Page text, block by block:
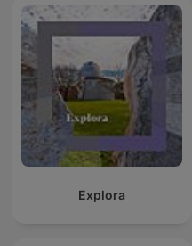
Explora